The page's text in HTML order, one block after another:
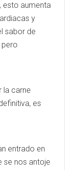
esto aumenta
y
sabor de
la carne
es
entrado en
se nos antoje